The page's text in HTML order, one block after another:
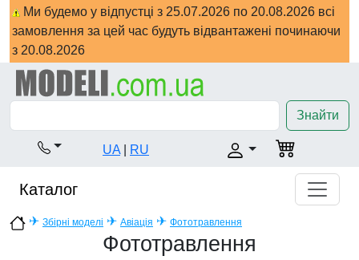
Ми будемо у відпустці з 25.07.2026 по 20.08.2026 всі
замовлення за цей час будуть відвантажені починаючи
з 20.08.2026
Знайти
UA RU
Каталог
✈ Збірні моделі ✈ Авіація ✈ Фототравлення
Фототравлення